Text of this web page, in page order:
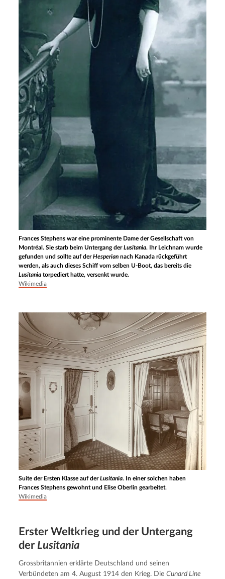
Frances Stephens war eine prominente Dame der Gesellschaft von
Montréal. Sie starb beim Untergang derLusitania. Ihr Leichnam wurde
gefunden und sollte auf derHesperian nach Kanada rückgeführt
werden, als auch dieses Schiff vom selben U-Boot, das bereits die
Lusitania torpediert hatte, versenkt wurde.
Wikimedia
Suite der Ersten Klasse auf derLusitania. In einer solchen haben
Frances Stephens gewohnt und Elise Oberlin gearbeitet.
Wikimedia
Erster Weltkrieg und der Untergang
der Lusitania
Grossbritannien erklärte Deutschland und seinen
Verbündeten am 4. August 1914 den Krieg. Die Cunard Line